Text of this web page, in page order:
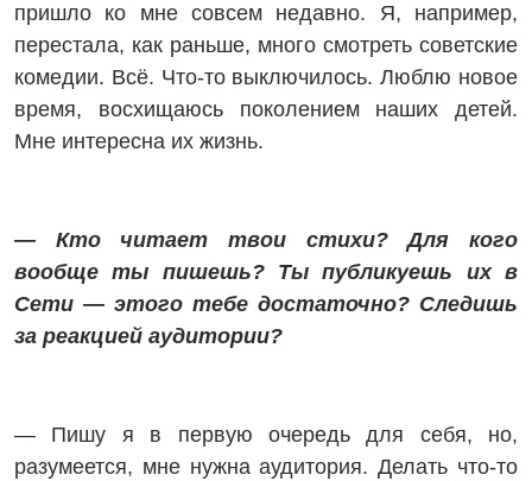
пришло ко мне совсем недавно. Я, например,
перестала, как раньше, много смотреть советские
комедии. Всё. Что-то выключилось. Люблю новое
время, восхищаюсь поколением наших детей.
Мне интересна их жизнь.
— Кто читает твои стихи? Для кого
вообще ты пишешь? Ты пуб­ликуешь их в
Сети — этого тебе достаточно? Следишь
за реакцией аудитории?
— Пишу я в первую очередь для себя, но,
разумеется, мне нужна аудитория. Делать что-то